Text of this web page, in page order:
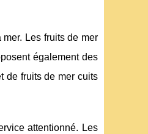
Les fruits de mer
également des
de fruits de mer cuits
attentionné. Les